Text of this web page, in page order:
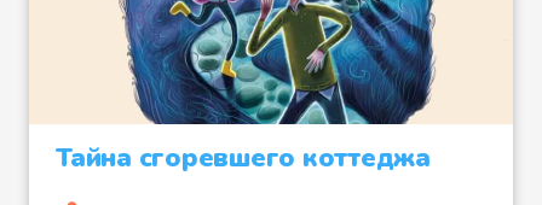
Тайна сгоревшего коттеджа